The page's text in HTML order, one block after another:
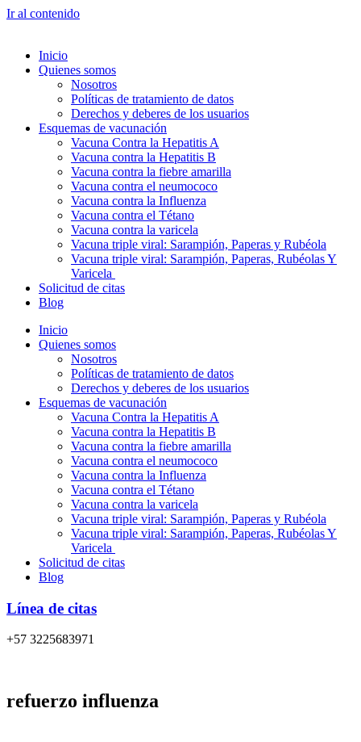
Ir al contenido
Inicio
Quienes somos
Nosotros
Políticas de tratamiento de datos
Derechos y deberes de los usuarios
Esquemas de vacunación
Vacuna Contra la Hepatitis A
Vacuna contra la Hepatitis B
Vacuna contra la fiebre amarilla
Vacuna contra el neumococo
Vacuna contra la Influenza
Vacuna contra el Tétano
Vacuna contra la varicela
Vacuna triple viral: Sarampión, Paperas y Rubéola
Vacuna triple viral: Sarampión, Paperas, Rubéolas Y
Varicela
Solicitud de citas
Blog
Inicio
Quienes somos
Nosotros
Políticas de tratamiento de datos
Derechos y deberes de los usuarios
Esquemas de vacunación
Vacuna Contra la Hepatitis A
Vacuna contra la Hepatitis B
Vacuna contra la fiebre amarilla
Vacuna contra el neumococo
Vacuna contra la Influenza
Vacuna contra el Tétano
Vacuna contra la varicela
Vacuna triple viral: Sarampión, Paperas y Rubéola
Vacuna triple viral: Sarampión, Paperas, Rubéolas Y
Varicela
Solicitud de citas
Blog
Línea de citas
+57 3225683971
refuerzo influenza